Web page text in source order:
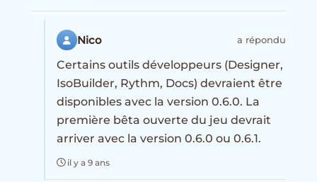
Nico a répondu
Certains outils développeurs (Designer,
IsoBuilder, Rythm, Docs) devraient être
disponibles avec la version 0.6.0. La
première bêta ouverte du jeu devrait
arriver avec la version 0.6.0 ou 0.6.1.
il y a 9 ans